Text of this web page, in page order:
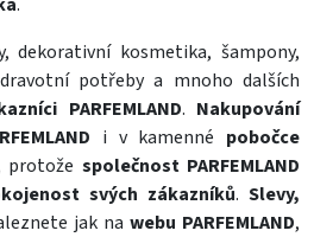
,dekorativní kosmetika,šampony,
potřeby a mnoho dalších
PARFEMLAND. Nakupování
i v kamenné pobočce
protože společnost PARFEMLAND
svých zákazníků. Slevy,
jak na webu PARFEMLAND,